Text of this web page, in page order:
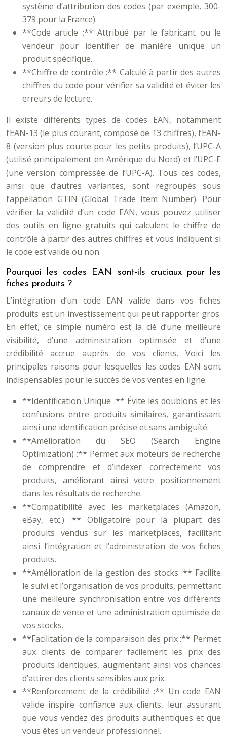
système d’attribution des codes (par exemple, 300-
379 pour la France).
**Code article :** Attribué par le fabricant ou le
vendeur pour identifier de manière unique un
produit spécifique.
**Chiffre de contrôle :** Calculé à partir des autres
chiffres du code pour vérifier sa validité et éviter les
erreurs de lecture.
Il existe différents types de codes EAN, notamment
l’EAN-13 (le plus courant, composé de 13 chiffres), l’EAN-
8 (version plus courte pour les petits produits), l’UPC-A
(utilisé principalement en Amérique du Nord) et l’UPC-E
(une version compressée de l’UPC-A). Tous ces codes,
ainsi que d’autres variantes, sont regroupés sous
l’appellation GTIN (Global Trade Item Number). Pour
vérifier la validité d’un code EAN, vous pouvez utiliser
des outils en ligne gratuits qui calculent le chiffre de
contrôle à partir des autres chiffres et vous indiquent si
le code est valide ou non.
Pourquoi les codes EAN sont-ils cruciaux pour les
fiches produits ?
L’intégration d’un code EAN valide dans vos fiches
produits est un investissement qui peut rapporter gros.
En effet, ce simple numéro est la clé d’une meilleure
visibilité, d’une administration optimisée et d’une
crédibilité accrue auprès de vos clients. Voici les
principales raisons pour lesquelles les codes EAN sont
indispensables pour le succès de vos ventes en ligne.
**Identification Unique :** Évite les doublons et les
confusions entre produits similaires, garantissant
ainsi une identification précise et sans ambiguïté.
**Amélioration du SEO (Search Engine
Optimization) :** Permet aux moteurs de recherche
de comprendre et d’indexer correctement vos
produits, améliorant ainsi votre positionnement
dans les résultats de recherche.
**Compatibilité avec les marketplaces (Amazon,
eBay, etc.) :** Obligatoire pour la plupart des
produits vendus sur les marketplaces, facilitant
ainsi l’intégration et l’administration de vos fiches
produits.
**Amélioration de la gestion des stocks :** Facilite
le suivi et l’organisation de vos produits, permettant
une meilleure synchronisation entre vos différents
canaux de vente et une administration optimisée de
vos stocks.
**Facilitation de la comparaison des prix :** Permet
aux clients de comparer facilement les prix des
produits identiques, augmentant ainsi vos chances
d’attirer des clients sensibles aux prix.
**Renforcement de la crédibilité :** Un code EAN
valide inspire confiance aux clients, leur assurant
que vous vendez des produits authentiques et que
vous êtes un vendeur professionnel.